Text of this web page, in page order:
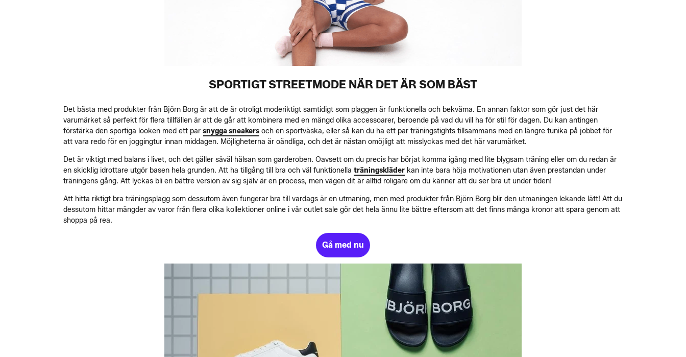
SPORTIGT STREETMODE NÄR DET ÄR SOM BÄST
Det bästa med produkter från Björn Borg är att de är otroligt moderiktigt samtidigt som plaggen är funktionella och bekväma. En annan faktor som gör just det här
varumärket så perfekt för flera tillfällen är att de går att kombinera med en mängd olika accessoarer, beroende på vad du vill ha för stil för dagen. Du kan antingen
förstärka den sportiga looken med ett par snygga sneakers och en sportväska, eller så kan du ha ett par träningstights tillsammans med en längre tunika på jobbet för
att vara redo för en joggingtur innan middagen. Möjligheterna är oändliga, och det är nästan omöjligt att misslyckas med det här varumärket.
Det är viktigt med balans i livet, och det gäller såväl hälsan som garderoben. Oavsett om du precis har börjat komma igång med lite blygsam träning eller om du redan är
en skicklig idrottare utgör basen hela grunden. Att ha tillgång till bra och väl funktionella träningskläder kan inte bara höja motivationen utan även prestandan under
träningens gång. Att lyckas bli en bättre version av sig själv är en process, men vägen dit är alltid roligare om du känner att du ser bra ut under tiden!
Att hitta riktigt bra träningsplagg som dessutom även fungerar bra till vardags är en utmaning, men med produkter från Björn Borg blir den utmaningen lekande lätt! Att du
dessutom hittar mängder av varor från flera olika kollektioner online i vår outlet sale gör det hela ännu lite bättre eftersom att det finns många kronor att spara genom att
shoppa på rea.
Gå med nu